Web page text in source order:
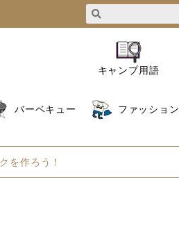
キャンプ用語
バーベキュー ファッション
を作ろう！